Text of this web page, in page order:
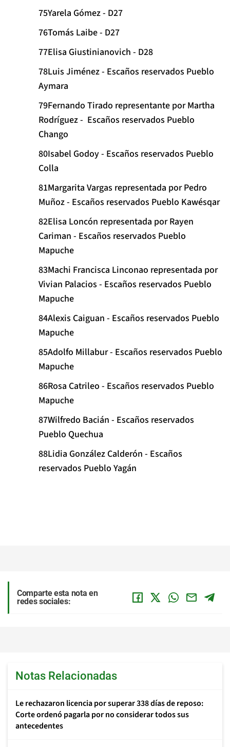
Yarela Gómez - D27
Tomás Laibe - D27
Elisa Giustinianovich - D28
Luis Jiménez - Escaños reservados Pueblo
Aymara
Fernando Tirado representante por Martha
Rodríguez - Escaños reservados Pueblo
Chango
Isabel Godoy - Escaños reservados Pueblo
Colla
Margarita Vargas representada por Pedro
Muñoz - Escaños reservados Pueblo Kawésqar
Elisa Loncón representada por Rayen
Cariman - Escaños reservados Pueblo
Mapuche
Machi Francisca Linconao representada por
Vivian Palacios - Escaños reservados Pueblo
Mapuche
Alexis Caiguan - Escaños reservados Pueblo
Mapuche
Adolfo Millabur - Escaños reservados Pueblo
Mapuche
Rosa Catrileo - Escaños reservados Pueblo
Mapuche
Wilfredo Bacián - Escaños reservados
Pueblo Quechua
Lidia González Calderón - Escaños
reservados Pueblo Yagán
Comparte esta nota en
redes sociales:
Notas Relacionadas
Le rechazaron licencia por superar 338 días de reposo:
Corte ordenó pagarla por no considerar todos sus
antecedentes